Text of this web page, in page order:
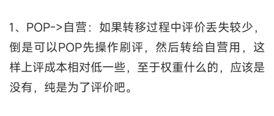
1、POP->自营：如果转移过程中评价丢失较少，
倒是可以POP先操作刷评，然后转给自营用，这
样上评成本相对低一些，至于权重什么的，应该是
没有，纯是为了评价吧。